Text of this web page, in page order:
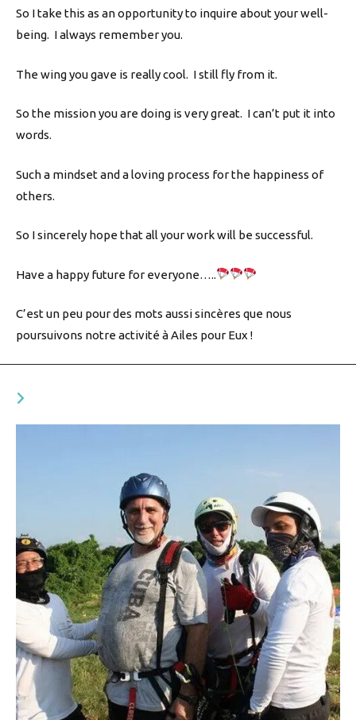
So I take this as an opportunity to inquire about your well-
being. I always remember you.
The wing you gave is really cool. I still fly from it.
So the mission you are doing is very great. I can’t put it into
words.
Such a mindset and a loving process for the happiness of
others.
So I sincerely hope that all your work will be successful.
Have a happy future for everyone…..
C’est un peu pour des mots aussi sincères que nous
poursuivons notre activité à Ailes pour Eux !